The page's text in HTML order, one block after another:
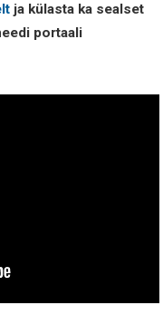
ja külasta ka sealset
portaali